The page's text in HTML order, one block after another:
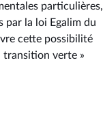
particulières,
par la loi Egalim du
cette possibilité
transition verte »